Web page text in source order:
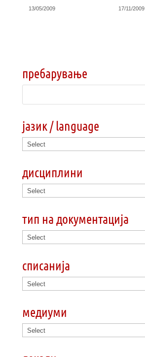
13/05/2009 17/11/2009
пребарување
јазик / language
дисциплини
тип на документација
списанија
медиуми